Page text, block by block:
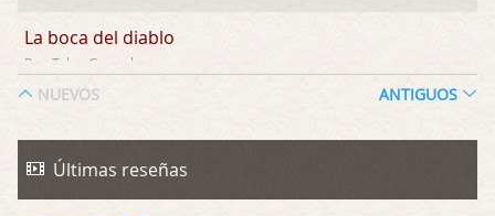
La boca del diablo
Por: Talan Gwynek
La Odisea
Por: Talan Gwynek
NUEVOS ANTIGUOS
Últimas reseñas